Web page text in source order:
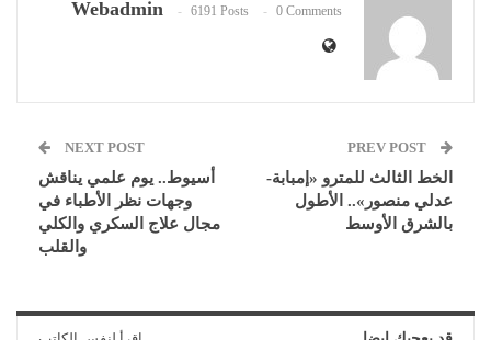
Webadmin 6191 Posts 0 Comments
الخط الثالث للمترو «إمبابة-
عدلي منصور».. الأطول
بالشرق الأوسط
NEXT POST
أسيوط.. يوم علمي يناقش
وجهات نظر الأطباء في
مجال علاج السكري والكلي
والقلب